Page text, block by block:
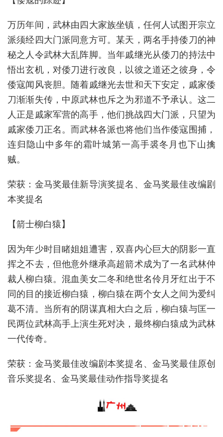
万历年间，武林由四大家族坐镇，任何人试图开宗立
派须经四大门派同意方可。某天，两名手持倭刀的神
秘之人令武林大乱阵脚。当年戚继光从倭刀的持法中
悟出玄机，对倭刀进行改良，以彼之道还之彼身，令
倭寇闻风丧胆。随着戚继光去世和天下安定，戚家倭
刀渐渐失传，中原武林也斥之为邪道不予承认。这二
人正是戚家军营的高手，他们挑战四大门派，只望为
戚家倭刀正名。而武林各派也将他们当作倭寇围捕，
连归隐山中多年的霜叶城第一高手裘冬月也下山擒
贼。
荣获：金马奖最佳新导演奖提名、金马奖最佳改编剧
本奖提名
【箭士柳白猿】
因为年少时目睹姐姐遭害，双喜内心巨大的阴影一直
挥之不去，但他意外继承高超箭术成为了一名武林仲
裁人柳白猿。混血美女二冬和绝世名伶月牙红出于不
同的目的接近柳白猿，柳白猿在两个女人之间为爱纠
葛不清。当所有的阴谋真相大白之后，柳白猿与匡一
民两位武林高手上演生死对决，最终柳白猿成为武林
一代传奇。
荣获：金马奖最佳改编剧本奖提名、金马奖最佳原创
音乐奖提名、金马奖最佳动作指导奖提名